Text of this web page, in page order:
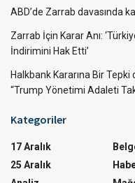
ABD’de Zarrab davasında
Zarrab İçin Karar Anı:
İndirimini Hak Etti’
Halkbank Kararına Bir
“Trump Yönetimi Adaleti
Kategoriler
17 Aralık
25 Aralık